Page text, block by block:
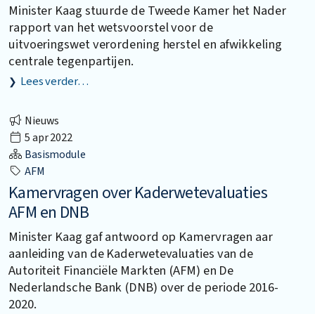
Minister Kaag stuurde de Tweede Kamer het Nader
rapport van het wetsvoorstel voor de
uitvoeringswet verordening herstel en afwikkeling
centrale tegenpartijen.
Lees verder…
Nieuws
5 apr 2022
Basismodule
AFM
Kamervragen over Kaderwetevaluaties
AFM en DNB
Minister Kaag gaf antwoord op Kamervragen aar
aanleiding van de Kaderwetevaluaties van de
Autoriteit Financiële Markten (AFM) en De
Nederlandsche Bank (DNB) over de periode 2016-
2020.